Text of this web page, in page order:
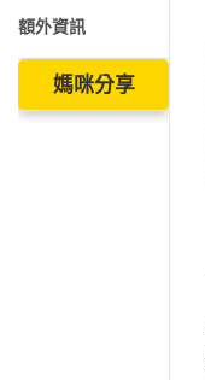
額外資訊
媽咪分享